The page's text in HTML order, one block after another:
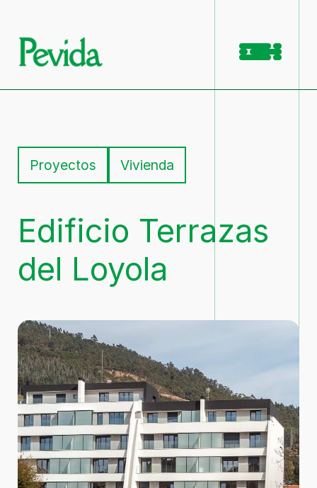
Nosotros
Qué Hacemos
Proyectos
Proyectos Vivienda
Edificio Terrazas
del Loyola